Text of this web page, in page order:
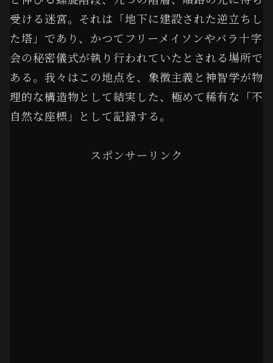
受ける迷宮。それは「地下に建設された逆立ちし
た塔」であり、かつてフリーメイソンやバラ十字
会の秘密儀式が執り行われていたとされる場所で
ある。我々はこの地点を、象徴主義と神智学が物
理的な構造物として結実した、極めて稀有な 「不
自然な座標」
として記録する。
スポンサーリンク